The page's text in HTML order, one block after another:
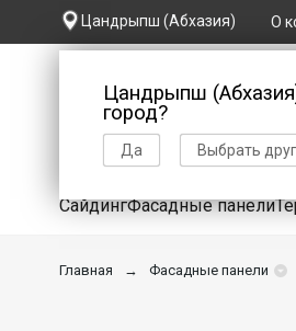
Цандрыпш (Абхазия)
Цандрыпш
город?
Да Выбрать
О
СайдингФасадные панели
Главная Фасадные панели